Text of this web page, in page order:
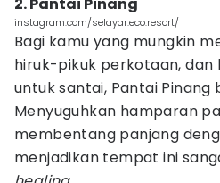
instagram.com/selayar.eco.resort/
Bagi kamu yang mungkin
hiruk-pikuk perkotaan,
untuk santai, Pantai Pinang
Menyuguhkan hamparan
membentang panjang
menjadikan tempat ini